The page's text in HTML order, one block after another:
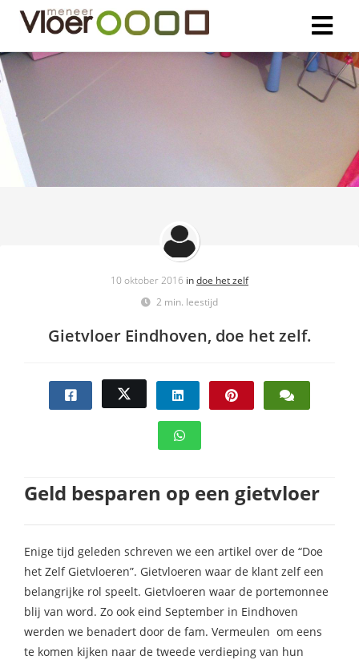
10 oktober 2016 indoe het zelf
2 min. leestijd
Gietvloer Eindhoven, doe het zelf.
Geld besparen op een gietvloer
Enige tijd geleden schreven we een artikel over de “Doe
het Zelf Gietvloeren”. Gietvloeren waar de klant zelf een
belangrijke rol speelt. Gietvloeren waar de portemonnee
blij van word. Zo ook eind September in Eindhoven
werden we benadert door de fam. Vermeulen om eens
te komen kijken naar de tweede verdieping van hun
om
over
van
op